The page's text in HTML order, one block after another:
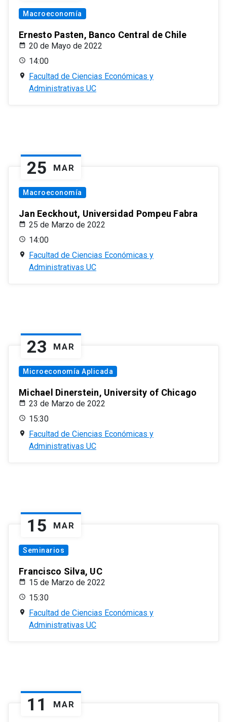
Macroeconomía
Ernesto Pasten, Banco Central de Chile
20 de Mayo de 2022
14:00
Facultad de Ciencias Económicas y
Administrativas UC
25 MAR
Macroeconomía
Jan Eeckhout, Universidad Pompeu Fabra
25 de Marzo de 2022
14:00
Facultad de Ciencias Económicas y
Administrativas UC
23 MAR
Microeconomía Aplicada
Michael Dinerstein, University of Chicago
23 de Marzo de 2022
15:30
Facultad de Ciencias Económicas y
Administrativas UC
15 MAR
Seminarios
Francisco Silva, UC
15 de Marzo de 2022
15:30
Facultad de Ciencias Económicas y
Administrativas UC
11 MAR